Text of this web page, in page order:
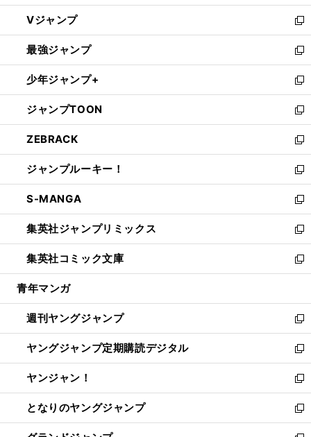
ウ
ィ
ン
ド
ウ
で
開
く
し
い
ウ
ィ
ン
ド
ウ
で
開
く
Vジャンプ
新
し
い
ウ
ィ
ン
ド
ウ
で
開
く
最強ジャンプ
新
し
い
ウ
ィ
ン
ド
ウ
で
開
く
少年ジャンプ+
新
し
い
ウ
ィ
ン
ド
ウ
で
開
く
ジャンプTOON
新
し
い
ウ
ィ
ン
ド
ウ
で
開
く
ZEBRACK
新
し
い
ウ
ィ
ン
ド
ウ
で
開
ジャンプルーキー！
新
し
い
ウ
ィ
ン
ド
ウ
開
く
S-MANGA
新
し
い
ウ
ィ
ン
ウ
で
開
く
集英社ジャンプリミックス
新
し
い
ウ
ン
ド
ウ
で
開
く
集英社コミック文庫
新
し
ウ
ィ
ン
ド
ウ
で
開
く
青年マンガ
週刊ヤングジャンプ
新
し
い
ウ
ィ
ン
ド
ウ
ヤングジャンプ定期購読デジタル
新
し
い
ウ
ィ
ン
ヤンジャン！
新
し
い
ウ
となりのヤングジャンプ
新
し